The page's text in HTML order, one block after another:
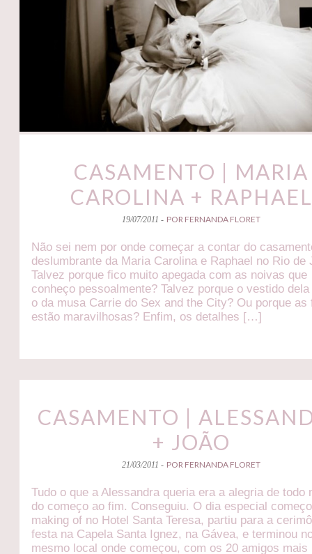
CASAMENTO | MARIA
CAROLINA + RAPHAEL
19/07/2011 - POR FERNANDA FLORET
Não sei nem por onde começar a contar do
deslumbrante da Maria Carolina e Raphael no Rio de
Talvez porque fico muito apegada com as noivas que
conheço pessoalmente? Talvez porque o vestido
o da musa Carrie do Sex and the City? Ou porque as
estão maravilhosas? Enfim, os detalhes […]
CASAMENTO |
+ JOÃO
21/03/2011 - POR FERNANDA FLORET
Tudo o que a Alessandra queria era a alegria de todo
do começo ao fim. Conseguiu. O dia especial
making of no Hotel Santa Teresa, partiu para a
festa na Capela Santa Ignez, na Gávea, e terminou
mesmo local onde começou, com os 20 amigos mais